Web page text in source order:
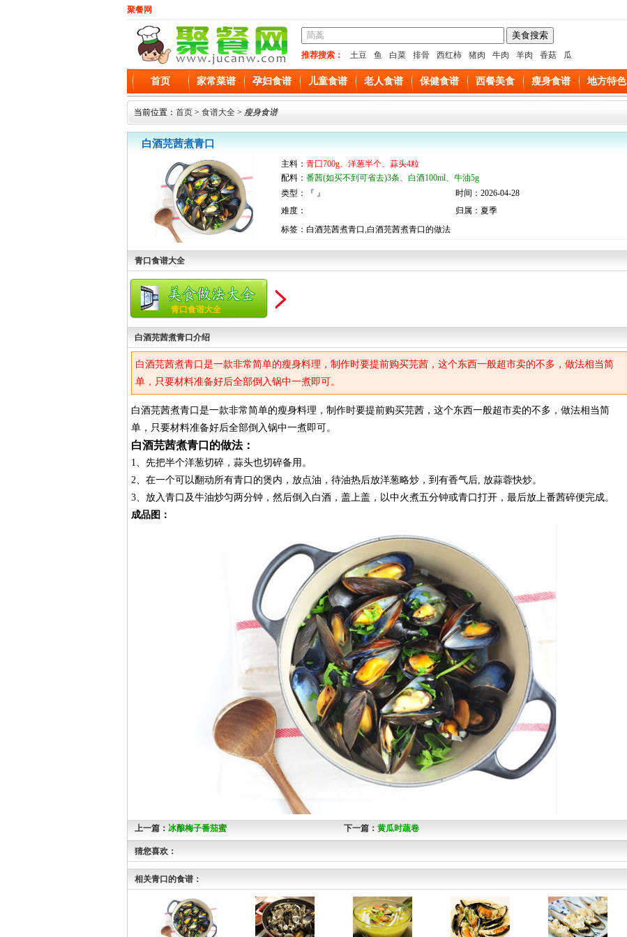
聚餐网
推荐搜索： 土豆 鱼 白菜 排骨 西红柿 猪肉 牛肉 羊肉 香菇 瓜
首页 家常菜谱 孕妇食谱 儿童食谱 老人食谱 保健食谱 西餐美食 瘦身食谱 地方特色
当前位置： 首页 > 食谱大全 > 瘦身食谱
白酒芫茜煮青口
主料： 青囗700g、洋葱半个、蒜头4粒
配料： 番茜(如买不到可省去)3条、白酒100ml、牛油5g
类型：『 』
时间：2026-04-28
难度：
归属：夏季
标签：白酒芫茜煮青口,白酒芫茜煮青口的做法
青口食谱大全
青口食谱大全
白酒芫茜煮青口介绍
白酒芫茜煮青口是一款非常简单的瘦身料理，制作时要提前购买芫茜，这个东西一般超市卖的不多，做法相当简
单，只要材料准备好后全部倒入锅中一煮即可。
白酒芫茜煮青口是一款非常简单的瘦身料理，制作时要提前购买芫茜，这个东西一般超市卖的不多，做法相当简
单，只要材料准备好后全部倒入锅中一煮即可。
白酒芫茜煮青口的做法：
1、先把半个洋葱切碎，蒜头也切碎备用。
2、在一个可以翻动所有青口的煲内，放点油，待油热后放洋葱略炒，到有香气后, 放蒜蓉快炒。
3、放入青口及牛油炒匀两分钟，然后倒入白酒，盖上盖，以中火煮五分钟或青口打开，最后放上番茜碎便完成。
成品图：
上一篇： 冰酿梅子番茄蜜 下一篇： 黄瓜时蔬卷
猜您喜欢：
相关青口的食谱：